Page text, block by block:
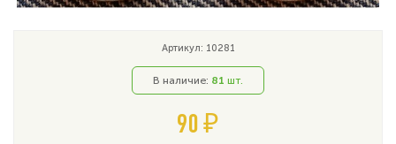
Артикул: 10281
В наличие: 81 шт.
90 ₽